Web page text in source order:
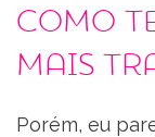
Como
mais
Porém, eu